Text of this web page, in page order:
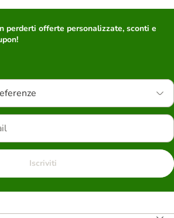
perderti offerte personalizzate, sconti e
Iscriviti